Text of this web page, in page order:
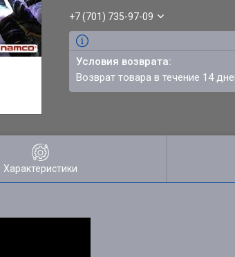
+7 (701) 735-97-09
возврат товара в течение 14
Характеристики